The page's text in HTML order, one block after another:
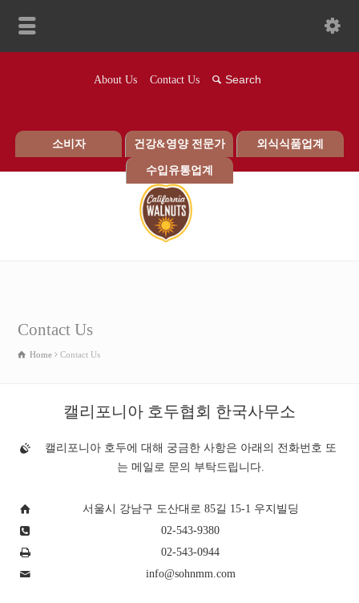
About Us Contact Us
소비자 건강&영양 전문가 외식식품업계
수입유통업계
Contact Us
Home Contact Us
캘리포니아 호두협회 한국사무소
캘리포니아 호두에 대해 궁금한 사항은 아래의 전화번호 또
는 메일로 문의 부탁드립니다.
서울시 강남구 도산대로 85길 15-1 우지빌딩
02-543-9380
02-543-0944
info@sohnmm.com